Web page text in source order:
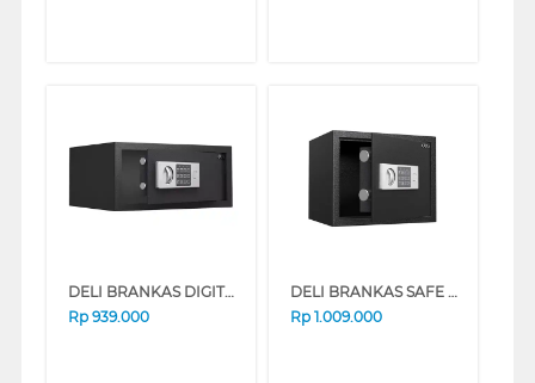
DELI BRANKAS DIGITAL SAFE BOX DELI_ET522
Rp 939.000
DELI BRANKAS SAFE BOX DELI_ET523
Rp 1.009.000